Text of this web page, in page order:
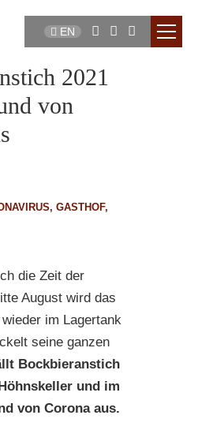
EN
2021
von
, GASTHOF,
die Zeit der
August wird das
im Lagertank
seine ganzen
Bockbieranstich
und im
von Corona aus.